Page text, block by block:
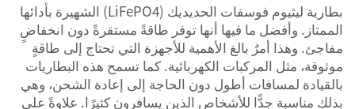
بطارية ليثيوم فوسفات الحديديك (LiFePO4) الشهيرة بأدائها
الممتاز. وأفضل ما فيها أنها توفر طاقةً مستقرةً دون انخفاضٍ
مفاجئ. وهذا أمرٌ بالغ الأهمية للأجهزة التي تحتاج إلى طاقةٍ
موثوقة، مثل المركبات الكهربائية. كما تسمح هذه البطاريات
بالقيادة لمسافات أطول دون الحاجة إلى إعادة الشحن، وهي
بذلك مناسبة جدًّا للأشخاص الذين يسافرون كثيرًا. علاوةً على